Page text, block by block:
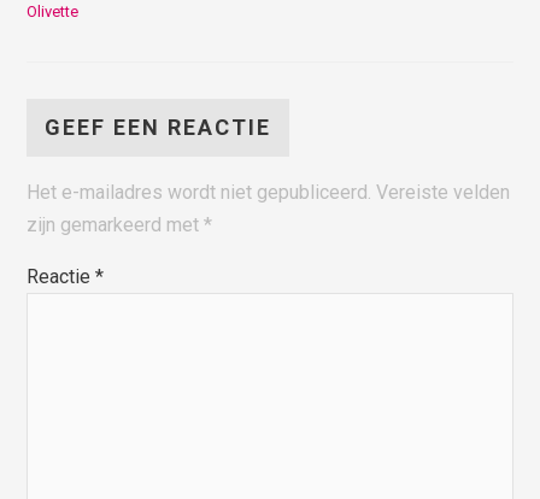
Olivette
GEEF EEN REACTIE
Het e-mailadres wordt niet gepubliceerd. Vereiste velden
zijn gemarkeerd met*
Reactie*